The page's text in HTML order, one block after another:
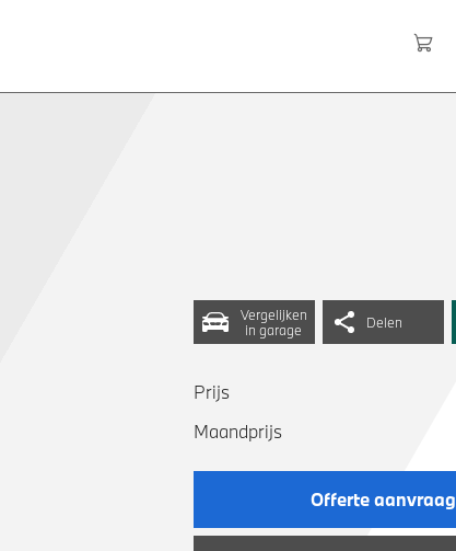
Vergelijken
in garage
Delen
Prijs
Maandprijs
Offerte aanvraag